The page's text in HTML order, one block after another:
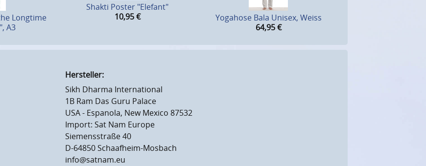
Longtime
A3
Shakti Poster "Elefant"
10,95 €
Yogahose Bala Unisex, Weiss
64,95 €
Hersteller:
Sikh Dharma International
1B Ram Das Guru Palace
USA - Espanola, New Mexico 87532
Import: Sat Nam Europe
Siemensstraße 40
D-64850 Schaafheim-Mosbach
info@satnam.eu